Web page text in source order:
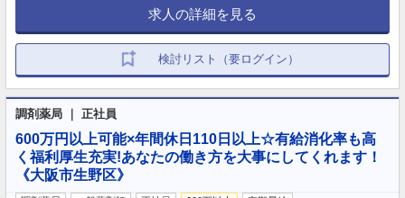
求人の詳細を見る
検討リスト（要ログイン）
調剤薬局 ｜ 正社員
600万円以上可能×年間休日110日以上☆有給消化率も高
く福利厚生充実!あなたの働き方を大事にしてくれます！
《大阪市生野区》